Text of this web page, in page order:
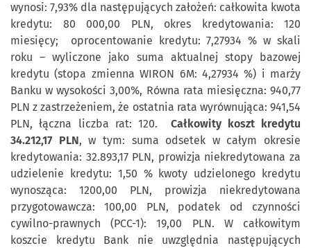
wynosi: 7,93% dla następujących założeń: całkowita kwota
kredytu: 80 000,00 PLN, okres kredytowania: 120
miesięcy; oprocentowanie kredytu: 7,27934 % w skali
roku – wyliczone jako suma aktualnej stopy bazowej
kredytu (stopa zmienna WIRON 6M: 4,27934 %) i marży
Banku w wysokości 3,00%, Równa rata miesięczna: 940,77
PLN z zastrzeżeniem, że ostatnia rata wyrównująca: 941,54
PLN, łączna liczba rat: 120. Całkowity koszt kredytu
34.212,17 PLN, w tym: suma odsetek w całym okresie
kredytowania: 32.893,17 PLN, prowizja niekredytowana za
udzielenie kredytu: 1,50 % kwoty udzielonego kredytu
wynosząca: 1200,00 PLN, prowizja niekredytowana
przygotowawcza: 100,00 PLN, podatek od czynności
cywilno-prawnych (PCC-1): 19,00 PLN. W całkowitym
koszcie kredytu Bank nie uwzględnia następujących